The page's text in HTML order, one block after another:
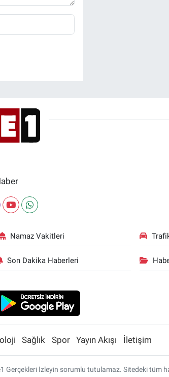
Namaz Vakitleri
Son Dakika Haberleri
Sağlık Spor Yayın Akışı İletişim
İzleyin sorumlu tutulamaz. Sitedeki tüm